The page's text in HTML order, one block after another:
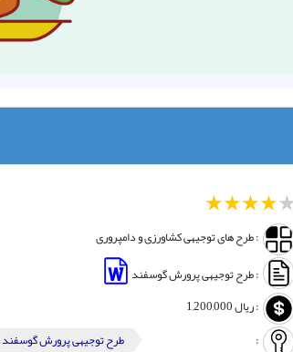
5
4
3
2
: طرح های توجیهی کشاورزی و دامپروری
: طرح توجیهی پرورش گوسفند
:ریال1,200,000
:
طرح توجیهی پرورش گوسفند